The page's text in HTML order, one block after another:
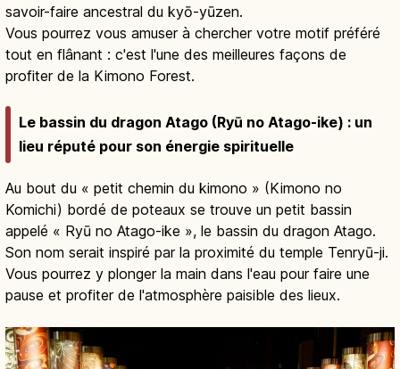
savoir-faire ancestral du kyō-yūzen.
Vous pourrez vous amuser à chercher votre motif préféré
tout en flânant : c'est l'une des meilleures façons de
profiter de la Kimono Forest.
Le bassin du dragon Atago (Ryū no Atago-ike) : un
lieu réputé pour son énergie spirituelle
Au bout du « petit chemin du kimono » (Kimono no
Komichi) bordé de poteaux se trouve un petit bassin
appelé « Ryū no Atago-ike », le bassin du dragon Atago.
Son nom serait inspiré par la proximité du temple Tenryū-ji.
Vous pourrez y plonger la main dans l'eau pour faire une
pause et profiter de l'atmosphère paisible des lieux.